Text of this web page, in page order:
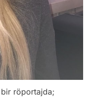
röportajda;